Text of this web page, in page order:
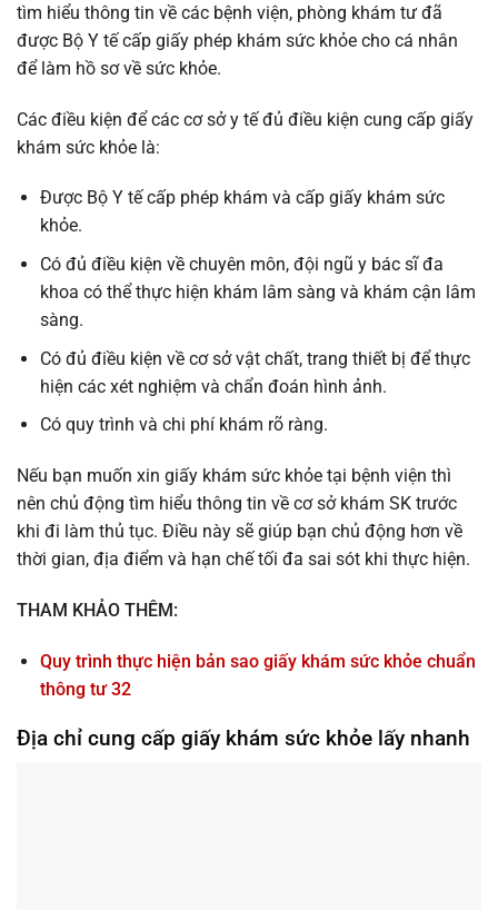
tìm hiểu thông tin về các bệnh viện, phòng khám tư đã
được Bộ Y tế cấp giấy phép khám sức khỏe cho cá nhân
để làm hồ sơ về sức khỏe.
Các điều kiện để các cơ sở y tế đủ điều kiện cung cấp giấy
khám sức khỏe là:
Được Bộ Y tế cấp phép khám và cấp giấy khám sức
khỏe.
Có đủ điều kiện về chuyên môn, đội ngũ y bác sĩ đa
khoa có thể thực hiện khám lâm sàng và khám cận lâm
sàng.
Có đủ điều kiện về cơ sở vật chất, trang thiết bị để thực
hiện các xét nghiệm và chẩn đoán hình ảnh.
Có quy trình và chi phí khám rõ ràng.
Nếu bạn muốn xin giấy khám sức khỏe tại bệnh viện thì
nên chủ động tìm hiểu thông tin về cơ sở khám SK trước
khi đi làm thủ tục. Điều này sẽ giúp bạn chủ động hơn về
thời gian, địa điểm và hạn chế tối đa sai sót khi thực hiện.
THAM KHẢO THÊM:
Quy trình thực hiện bản sao giấy khám sức khỏe chuẩn
thông tư 32
Địa chỉ cung cấp giấy khám sức khỏe lấy nhanh